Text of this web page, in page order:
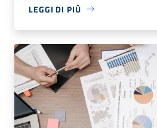
LEGGI DI PIÙ